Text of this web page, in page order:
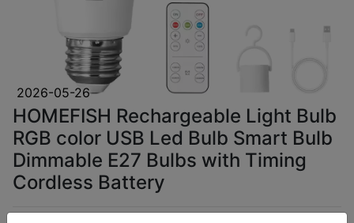
2026-05-26
HOMEFISH Rechargeable Light Bulb
RGB color USB Led Bulb Smart Bulb
Dimmable E27 Bulbs with Timing
Cordless Battery